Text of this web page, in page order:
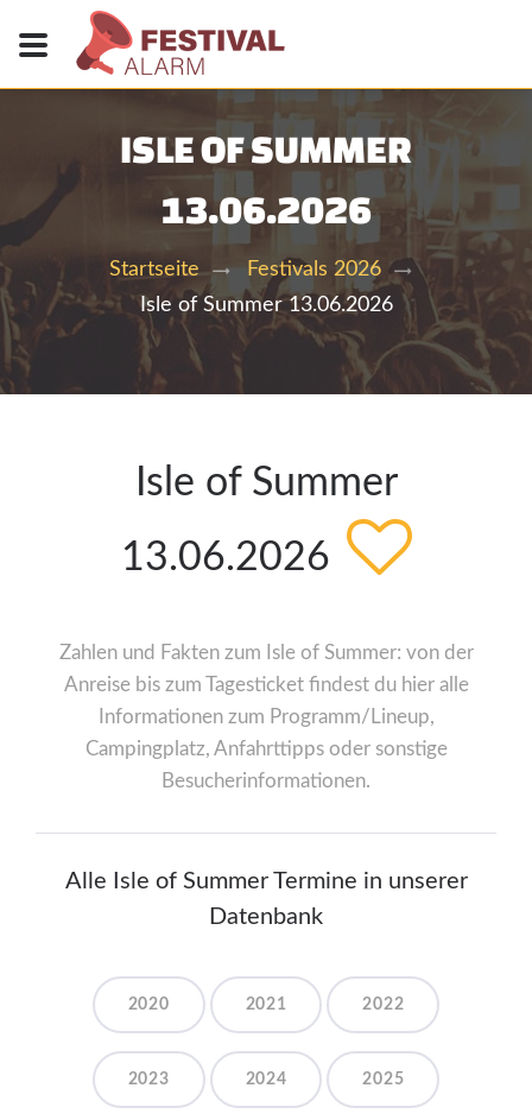
ISLE OF SUMMER
13.06.2026
Startseite
Festivals 2026
Isle of Summer 13.06.2026
Isle of Summer
13.06.2026
Zahlen und Fakten zum Isle of Summer: von der
Anreise bis zum Tagesticket findest du hier alle
Informationen zum Programm/Lineup,
Campingplatz, Anfahrttipps oder sonstige
Besucherinformationen.
Alle Isle of Summer Termine in unserer
Datenbank
2020 2021 2022
2023 2024 2025